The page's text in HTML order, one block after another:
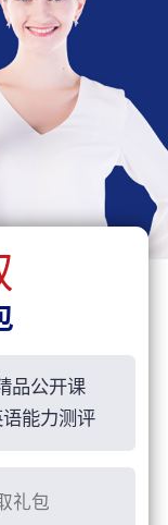
品公开课
语能力测评